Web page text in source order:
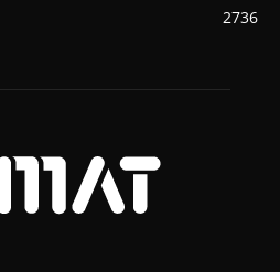
2736